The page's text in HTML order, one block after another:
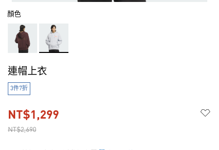
顏色
連帽上衣
3件7折
NT$2,690
NT$1,299